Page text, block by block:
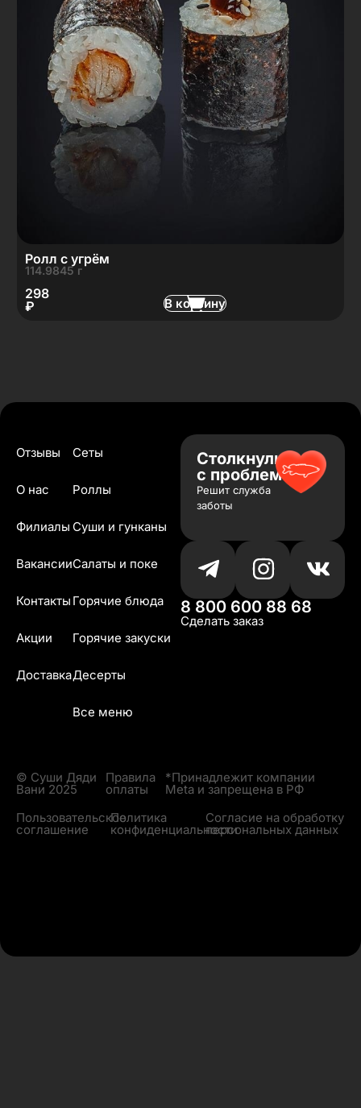
Ролл с угрём
114.9845 г
298
₽
В корзину
Отзывы
О нас
Филиалы
Вакансии
Контакты
Акции
Доставка
Сеты
Роллы
Суши и гунканы
Салаты и поке
Горячие блюда
Горячие закуски
Десерты
Все меню
Столкнулись
с проблемой?
Решит служба
заботы
8 800 600 88 68
Сделать заказ
© Суши Дяди
Вани 2025
Правила
оплаты
*Принадлежит компании
Meta и запрещена в РФ
Пользовательское
соглашение
Политика
конфиденциальности
Согласие на обработку
персональных данных